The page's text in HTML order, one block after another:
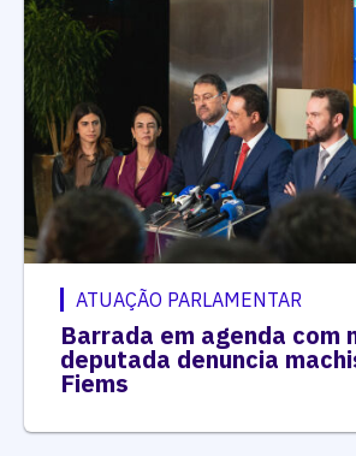
ATUAÇÃO PARLAMENTAR
Barrada em agenda com
deputada denuncia
Fiems